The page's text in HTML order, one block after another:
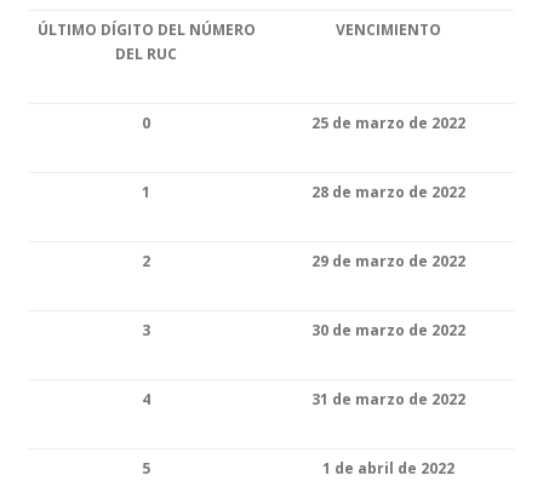
ÚLTIMO DÍGITO DEL NÚMERO
DEL RUC
VENCIMIENTO
0 25 de marzo de 2022
1 28 de marzo de 2022
2 29 de marzo de 2022
3 30 de marzo de 2022
4 31 de marzo de 2022
5 1 de abril de 2022